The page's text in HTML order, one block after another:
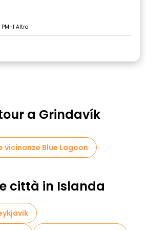
+1 Altro
a Grindavík
Blue Lagoon
città in Islanda